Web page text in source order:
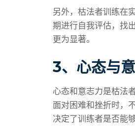
另外，枯法者训练在
期进行自我评估，找
更为显著。
3、心态与
心态和意志力是枯法
面对困难和挫折时，
决定了训练者是否能